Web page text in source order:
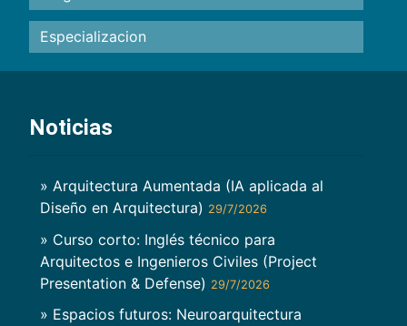
Especializacion
Noticias
» Arquitectura Aumentada (IA aplicada al
Diseño en Arquitectura) 29/7/2026
» Curso corto: Inglés técnico para
Arquitectos e Ingenieros Civiles (Project
Presentation & Defense) 29/7/2026
» Espacios futuros: Neuroarquitectura